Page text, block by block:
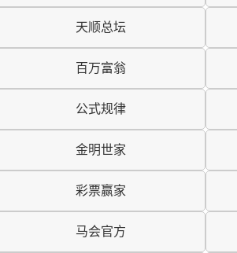
天顺总坛
百万富翁
公式规律
金明世家
彩票赢家
马会官方